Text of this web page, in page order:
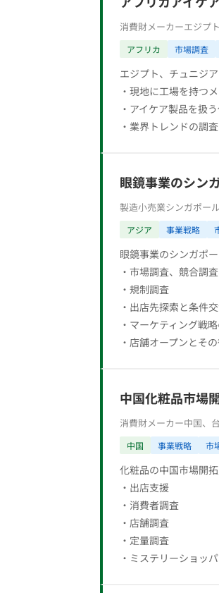
消費財メーカーエジプ
アフリカ 市場調査
エジプト、チュニジ
・現地に工場を持つ
・アイケア製品を扱
・業界トレンドの調査
眼鏡事業のシン
製造小売業シンガポール
アジア 事業戦略
眼鏡事業のシンガポ
・市場調査、競合調
・規制調査
・出店先探索と条件
・マーケティング戦
・店舗オープンとそ
中国化粧品市場
消費財メーカー中国、
中国 事業戦略 市
化粧品の中国市場開
・出店支援
・消費者調査
・店舗調査
・定量調査
・ミステリーショッ